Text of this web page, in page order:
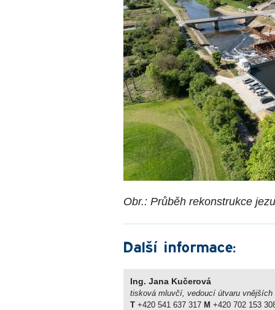
Obr.: Průběh rekonstrukce
Další informace:
Ing. Jana Kučerová
tisková mluvčí, vedoucí útvaru vnějších
T+420 541 637 317 M +420 702 153